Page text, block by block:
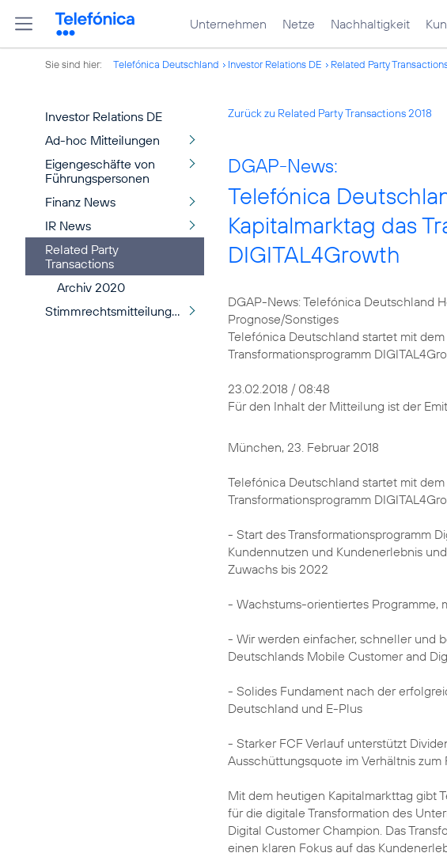
Unternehmen Netze Nachhaltigkeit
Sie sind hier: Telefónica Deutschland Investor Relations DE Related Party
Investor Relations DE
Ad-hoc Mitteilungen
Eigengeschäfte von
Führungspersonen
Finanz News
IR News
Related Party
Transactions
Archiv 2020
Stimmrechtsmitteilungen
Zurück zu Related Party Transactions 2018
DGAP-News:
Telefónica
Kapitalmarktag das
DIGITAL4Growth
DGAP-News: Telefónica Deutschland
Prognose/Sonstiges
Telefónica Deutschland startet mit
Transformationsprogramm
23.02.2018 / 08:48
Für den Inhalt der Mitteilung ist der
München, 23. Februar 2018
Telefónica Deutschland startet mit
Transformationsprogramm
- Start des Transformationsprogramm
Kundennutzen und Kundenerlebnis
Zuwachs bis 2022
- Wachstums-orientiertes Programme,
- Wir werden einfacher, schneller und
Deutschlands Mobile Customer and
- Solides Fundament nach der
Deutschland und E-Plus
- Starker FCF Verlauf unterstützt
Ausschüttungsquote im Verhältnis zum
Mit dem heutigen Kapitalmarkttag gibt
für die digitale Transformation des
Digital Customer Champion. Das
einen klaren Fokus auf das